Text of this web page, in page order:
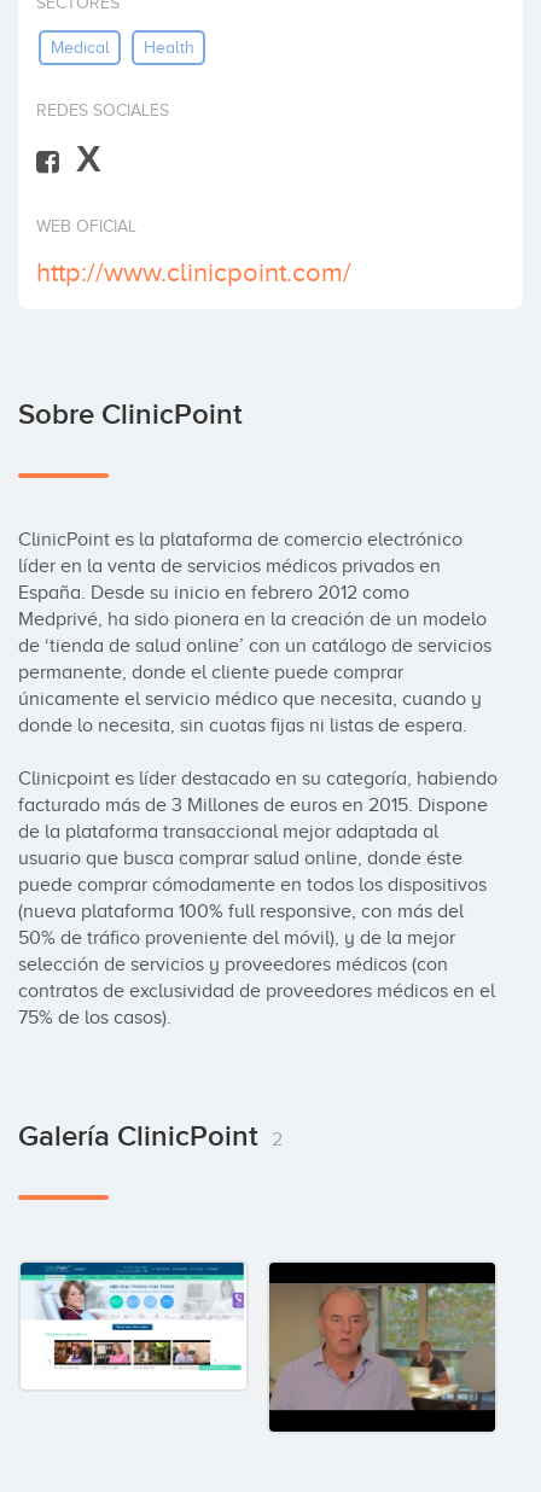
Medical Health
REDES SOCIALES
X
WEB OFICIAL
http://www.clinicpoint.com/
Sobre ClinicPoint
ClinicPoint es la plataforma de comercio electrónico
líder en la venta de servicios médicos privados en
España. Desde su inicio en febrero 2012 como
Medprivé, ha sido pionera en la creación de un modelo
de ‘tienda de salud online’ con un catálogo de servicios
permanente, donde el cliente puede comprar
únicamente el servicio médico que necesita, cuando y
donde lo necesita, sin cuotas fijas ni listas de espera.
Clinicpoint es líder destacado en su categoría, habiendo
facturado más de 3 Millones de euros en 2015. Dispone
de la plataforma transaccional mejor adaptada al
usuario que busca comprar salud online, donde éste
puede comprar cómodamente en todos los dispositivos
(nueva plataforma 100% full responsive, con más del
50% de tráfico proveniente del móvil), y de la mejor
selección de servicios y proveedores médicos (con
contratos de exclusividad de proveedores médicos en el
75% de los casos).
Galería ClinicPoint 2